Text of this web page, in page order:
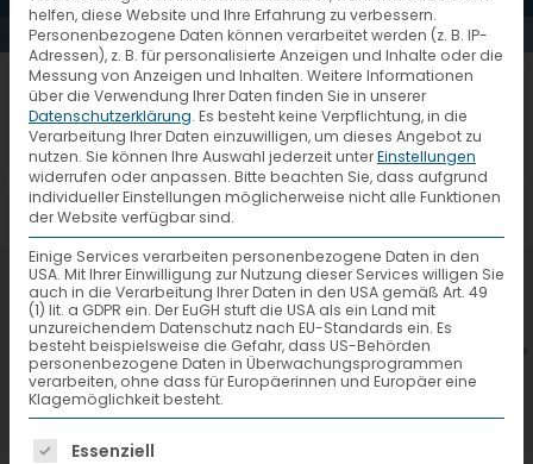
COVER
7. Juli 2026
VTL hat neuen Aufsichtsrat gewählt
helfen, diese Website und Ihre Erfahrung zu verbessern.
Personenbezogene Daten können verarbeitet werden (z. B. IP-
Adressen), z. B. für personalisierte Anzeigen und Inhalte oder die
Messung von Anzeigen und Inhalten. Weitere Informationen
über die Verwendung Ihrer Daten finden Sie in unserer
Datenschutzerklärung. Es besteht keine Verpflichtung, in die
Verarbeitung Ihrer Daten einzuwilligen, um dieses Angebot zu
nutzen. Sie können Ihre Auswahl jederzeit unterEinstellungen
widerrufen oder anpassen. Bitte beachten Sie, dass aufgrund
individueller Einstellungen möglicherweise nicht alle Funktionen
der Website verfügbar sind.
Einige Services verarbeiten personenbezogene Daten in den
USA. Mit Ihrer Einwilligung zur Nutzung dieser Services willigen Sie
auch in die Verarbeitung Ihrer Daten in den USA gemäß Art. 49
(1) lit. a GDPR ein. Der EuGH stuft die USA als ein Land mit
unzureichendem Datenschutz nach EU-Standards ein. Es
besteht beispielsweise die Gefahr, dass US-Behörden
personenbezogene Daten in Überwachungsprogrammen
verarbeiten, ohne dass für Europäerinnen und Europäer eine
Klagemöglichkeit besteht.
Es folgt eine Liste der Service-Gruppen,
Essenziell